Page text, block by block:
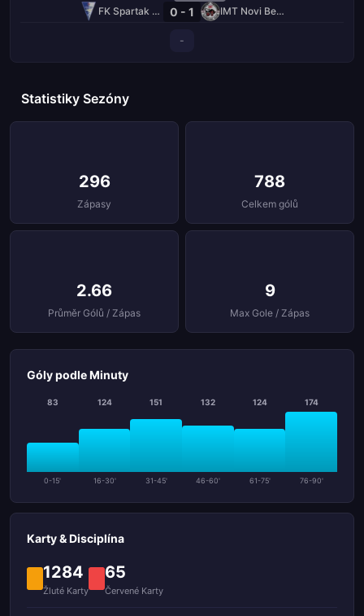
FK Spartak Zrdrecepva KRV 0 - 1 IMT Novi Beograd
-
Statistiky Sezóny
296
Zápasy
788
Celkem gólů
2.66
Průměr Gólů / Zápas
9
Max Gole / Zápas
Góly podle Minuty
83
0-15'
124
16-30'
151
31-45'
132
46-60'
124
61-75'
174
76-90'
Karty & Disciplína
1284
Žluté Karty
65
Červené Karty